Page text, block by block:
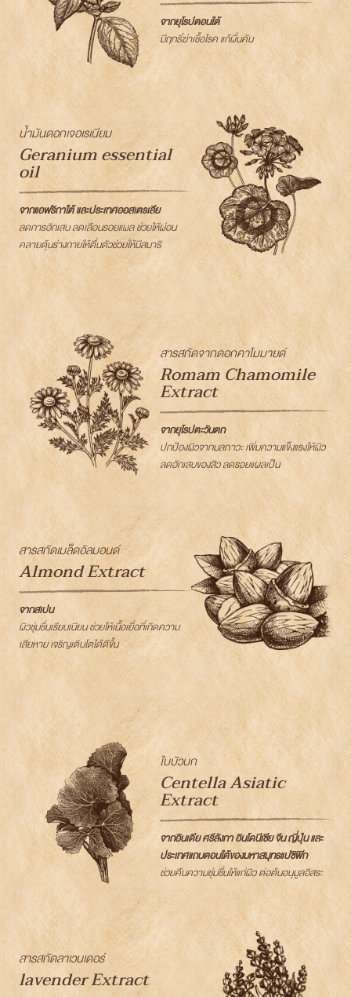
จากยุโรปตอนใต้
มีฤทธิ์ฆ่าเชื้อโรค แก้ผื่นคัน
น้ำมันดอกเจอเรเนียม
Geranium essential
oil
จากแอฟริกาใต้ และประเทศออสเตรเลีย
ลดการอักเสบ ลดเลือนรอยแผล ช่วยให้ผ่อน
คลายตุ้นร่างกายให้ตื่นตัวช่วยให้มีสมาธิ
สารสกัดจากดอกคาโมมายด์
Romam Chamomile
Extract
จากยุโรปตะวันตก
ปกป้องผิวจากมลภาวะ เพิ่มความแข็งแรงให้ผิว
ลดอักเสบของสิว ลดรอยแผลเป็น
สารสกัดเมล็ดอัลมอนด์
Almond Extract
จากสเปน
ผิวชุ่มชื่นเรียบเนียน ช่วยให้เนื้อเยื่อที่เกิดความ
เสียหาย เจริญเติบโตได้ดีขึ้น
ใบบัวบก
Centella Asiatic
Extract
จากอินเดีย ศรีลังกา อินโดนีเซีย จีน ญี่ปุ่น และ
ประเทศแถบตอนใต้ของมหาสมุทรแปซิฟิก
ช่วยคืนความชุ่มชื่นให้แก่ผิว ต่อต้นอนุมูลอิสระ
สารสกัดลาเวนเดอร์
lavender Extract